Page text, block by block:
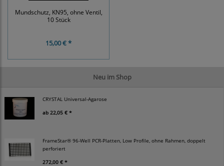
Neu im Shop
CRYSTAL Universal-Agarose
ab 22,05 € *
FrameStar® 96-Well PCR-Platten, Low Profile, ohne Rahmen, doppelt
perforiert
272,00 € *
Mundschutz, KN95, ohne Ventil,
10 Stück
15,00 € *